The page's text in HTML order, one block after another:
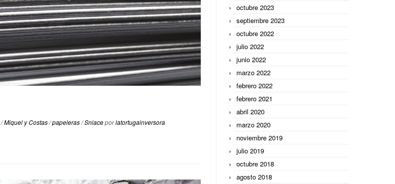
/Miquel y Costas/papeleras/Sniaceporlatortugainversora
octubre 2023
septiembre 2023
octubre 2022
julio 2022
junio 2022
marzo 2022
febrero 2022
febrero 2021
abril 2020
marzo 2020
noviembre 2019
julio 2019
octubre 2018
agosto 2018